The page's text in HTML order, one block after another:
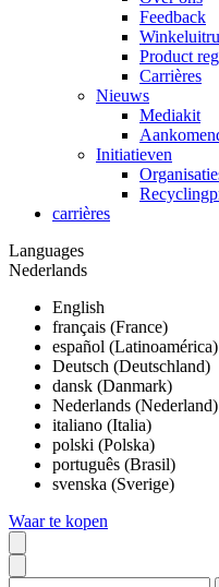
Feedback
Product
Carrières
Nieuws
Mediakit
Initiatieven
carrières
Languages
Nederlands
English
français (France)
español (Latinoamérica)
Deutsch (Deutschland)
dansk (Danmark)
Nederlands (Nederland)
italiano (Italia)
polski (Polska)
português (Brasil)
svenska (Sverige)
Waar te kopen